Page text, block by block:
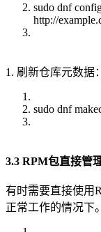
sudo dnf
http://
1. 刷新仓库元数据：
sudo dnf
3.3 RPM包直接管
有时需要直接使用
正常工作的情况下。